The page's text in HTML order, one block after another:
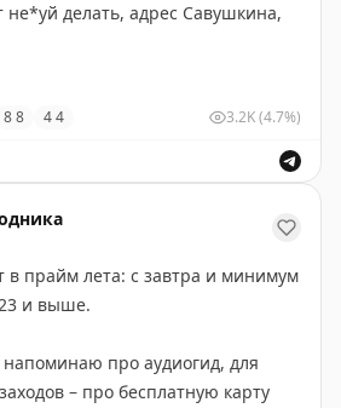
не*уй делать, адрес Савушкина,
в лице супермаркетов и
88 44 3.2K(4.7%)
в прайм лета: с завтра и минимум
и выше.
напоминаю про аудиогид, для
– про бесплатную карту